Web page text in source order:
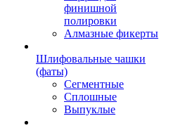
финишной
полировки
Алмазные фикерты
Шлифовальные чашки
(фаты)
Сегментные
Сплошные
Выпуклые